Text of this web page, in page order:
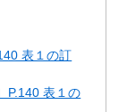
表１の訂
P.140 表１の